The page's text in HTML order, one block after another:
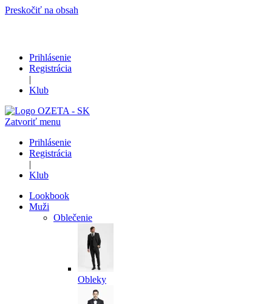
Preskočiť na obsah
Prihlásenie
Registrácia
|
Klub
Zatvoriť menu
Prihlásenie
Registrácia
|
Klub
Lookbook
Muži
Oblečenie
Obleky